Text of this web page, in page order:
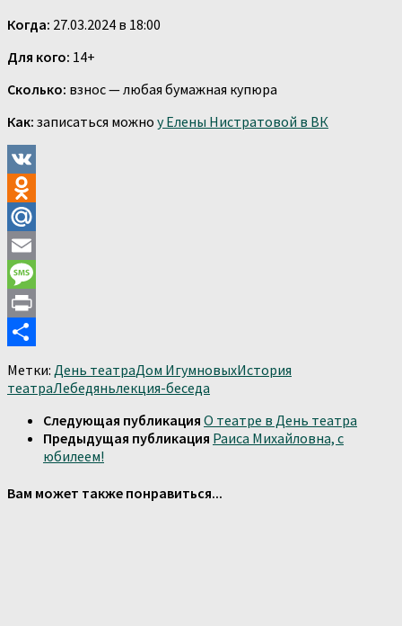
Когда: 27.03.2024 в 18:00
Для кого: 14+
Сколько: взнос — любая бумажная купюра
Как: записаться можно у Елены Нистратовой в ВК
VK
Odnoklassniki
Mail.Ru
Email
Message
Print
Метки: День театраДом ИгумновыхИстория
театраЛебедяньлекция-беседа
Следующая публикация О театре в День театра
Предыдущая публикация Раиса Михайловна, с
юбилеем!
Вам может также понравиться...